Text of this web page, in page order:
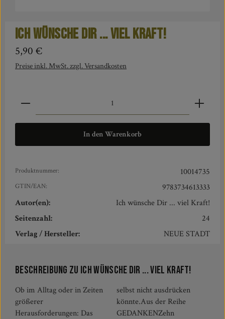
Ich wünsche Dir ... viel Kraft!
Regulärer Preis:
5,90 €
Preise inkl. MwSt. zzgl. Versandkosten
Produkt Anzahl: Gib den gewünschten Wert ein oder
In den Warenkorb
Produktnummer: 10014735
GTIN/EAN:
9783734613333
Autor(en):
Ich wünsche Dir ... viel Kraft!
Seitenzahl:
24
Verlag / Hersteller:
NEUE STADT
Beschreibung zu Ich wünsche Dir ... viel Kraft!
Ob im Alltag oder in Zeiten
größerer
Herausforderungen: Das
selbst nicht ausdrücken
könnte.Aus der Reihe
GEDANKENZehn